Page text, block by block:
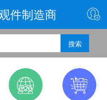
件制造商
搜索